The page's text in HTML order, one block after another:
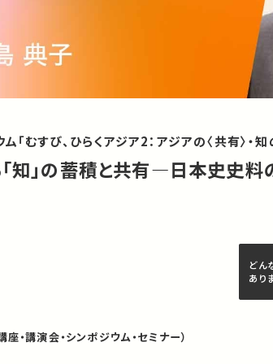
むすび、ひらくアジア2：アジアの〈共有〉・知
知」の蓄積と共有―日本史史
どん
あり
・講演会・シンポジウム・セミナー）